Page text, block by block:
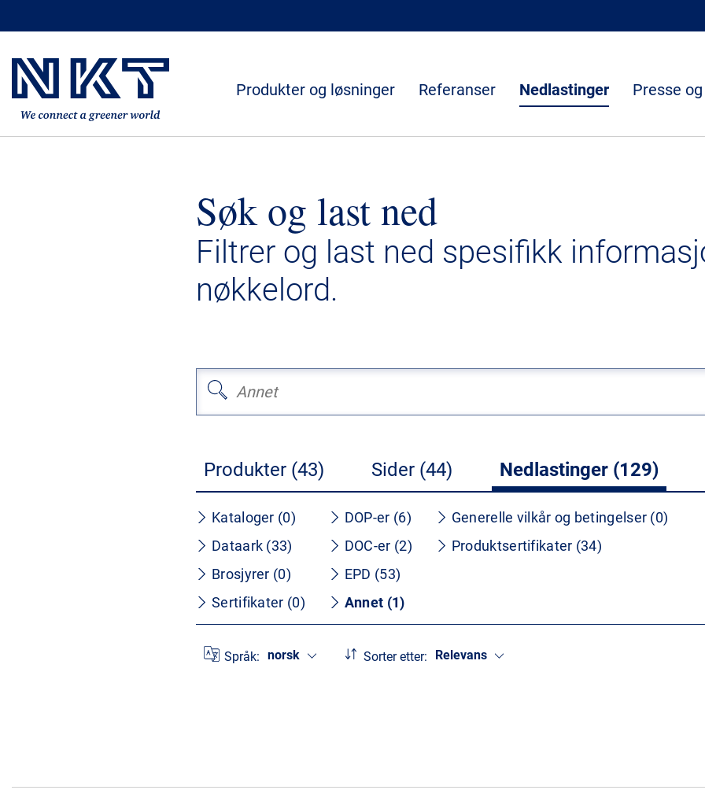
Produkter og løsninger Referanser Nedlastinger Presse
Søk og last ned
Filtrer og last ned spesifikk
nøkkelord.
Produkter (43) Sider (44) Nedlastinger (129)
Kataloger (0)
Dataark (33)
Brosjyrer (0)
Sertifikater (0)
DOP-er (6)
DOC-er (2)
EPD (53)
Annet (1)
Generelle vilkår og betingelser (0)
Produktsertifikater (34)
Språk: norsk Sorter etter: Relevans